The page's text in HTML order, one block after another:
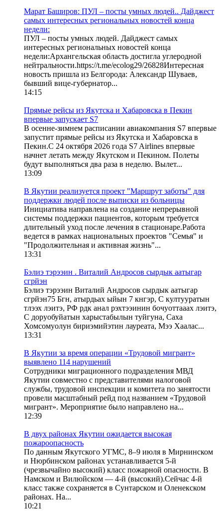
Марат Баширов: ПУЛ – посты умных людей.. Дайджест
самых интересных региональных новостей конца
недели:
ПУЛ – посты умных людей. Дайджест самых
интересных региональных новостей конца
недели:Архангельская область достигла углеродной
нейтральности.https://t.me/ecolog29/26828Интересная
новость пришла из Белгорода: Александр Шуваев,
бывший вице-губернатор...
14:15
Прямые рейсы из Якутска и Хабаровска в Пекин
впервые запускает S7
В осенне-зимнем расписании авиакомпания S7 впервые
запустит прямые рейсы из Якутска и Хабаровска в
Пекин.С 24 октября 2026 года S7 Airlines впервые
начнет летать между Якутском и Пекином. Полеты
будут выполняться два раза в неделю. Вылет...
13:09
В Якутии реализуется проект "Маршрут заботы" для
поддержки людей после выписки из больницы
Инициатива направлена на создание непрерывной
системы поддержки пациентов, которым требуется
длительный уход после лечения в стационаре.Работа
ведется в рамках национальных проектов "Семья" и
"Продолжительная и активная жизнь"...
13:31
Бэлиэ тэрээин . Виталий Андросов сырдык аатыгар
сгрйэн
Бэлиэ тэрээин Виталий Андросов сырдык аатыгар
сгрйэн75 Бгн, атырдьах ыйын 7 кнгэр, С култууратын
тлээх лэитэ, РФ рдк анал рэхтээинин бочуоттааах лэитэ,
С доруобуйатын харыстабылын туйгуна, Саха
Хомсомуолун бириэмийэтин лауреата, Мээ Хаалас...
13:31
В Якутии за время операции «Трудовой мигрант»
выявлено 114 нарушений
Сотрудники миграционного подразделения МВД
Якутии совместно с представителями налоговой
службы, трудовой инспекции и комитета по занятости
провели масштабный рейд под названием «Трудовой
мигрант». Мероприятие было направлено на...
12:39
В двух районах Якутии ожидается высокая
пожароопасность
По данным Якутского УГМС, 8–9 июля в Мирнинском
и Нюрбинском районах устанавливается 5-й
(чрезвычайно высокий) класс пожарной опасности. В
Намском и Вилюйском — 4-й (высокий).Сейчас 4-й
класс также сохраняется в Сунтарском и Оленекском
районах. На...
10:21